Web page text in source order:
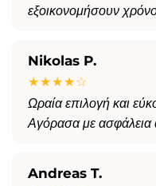
εξοικονομήσουν
Nikolas P.
★★★★☆
Ωραία επιλογή και
Αγόρασα με ασφάλεια
Andreas T.